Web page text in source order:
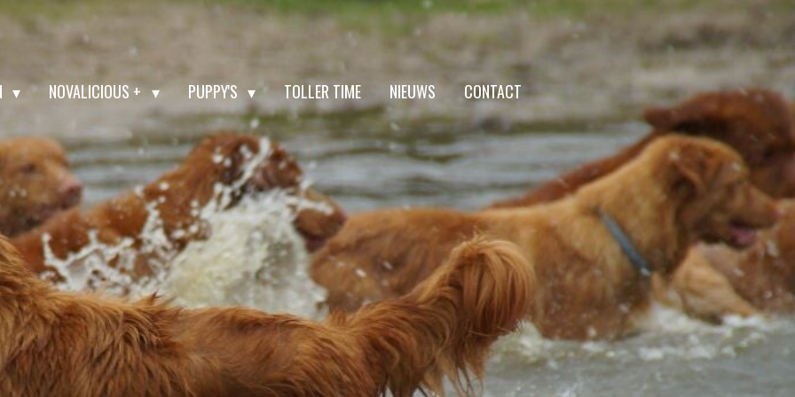
NOVALICIOUS + PUPPY'S TOLLER TIME NIEUWS CONTACT